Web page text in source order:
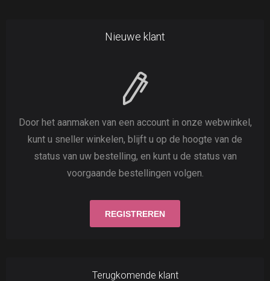
Nieuwe klant
Door het aanmaken van een account in onze webwinkel,
kunt u sneller winkelen, blijft u op de hoogte van de
status van uw bestelling, en kunt u de status van
voorgaande bestellingen volgen.
Terugkomende klant